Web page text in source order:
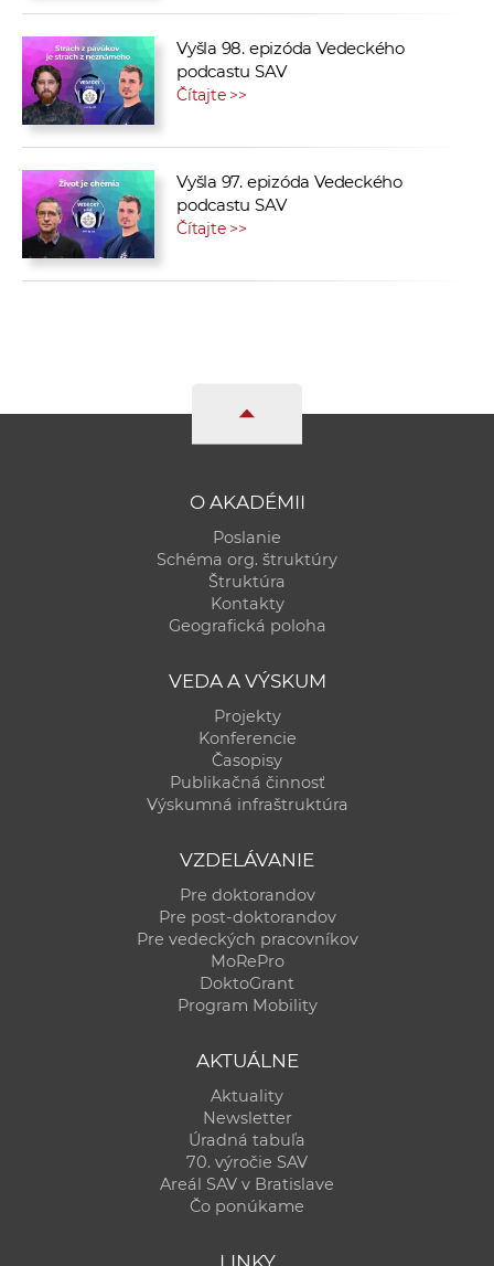
Vyšla 98. epizóda Vedeckého
podcastu SAV
Čítajte >>
Vyšla 97. epizóda Vedeckého
podcastu SAV
Čítajte >>
O AKADÉMII
Poslanie
Schéma org. štruktúry
Štruktúra
Kontakty
Geografická poloha
VEDA A VÝSKUM
Projekty
Konferencie
Časopisy
Publikačná činnosť
Výskumná infraštruktúra
VZDELÁVANIE
Pre doktorandov
Pre post-doktorandov
Pre vedeckých pracovníkov
MoRePro
DoktoGrant
Program Mobility
AKTUÁLNE
Aktuality
Newsletter
Úradná tabuľa
70. výročie SAV
Areál SAV v Bratislave
Čo ponúkame
LINKY